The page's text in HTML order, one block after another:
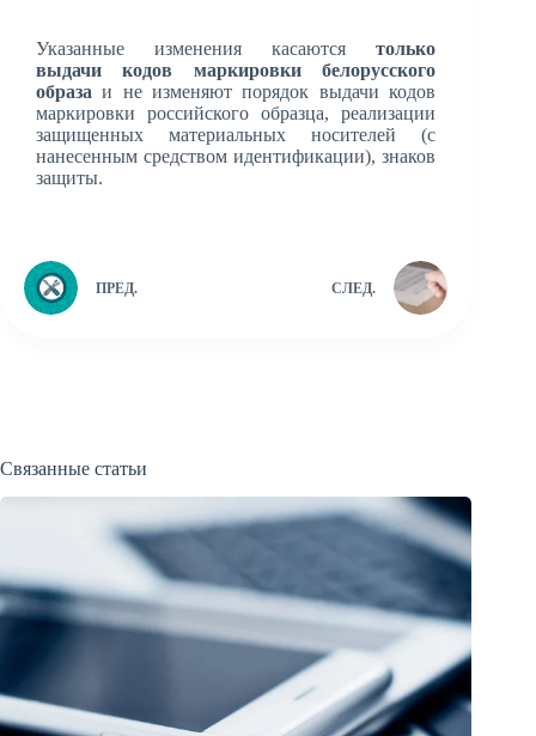
Указанные изменения касаютсятолько
выдачи
кодов маркировки белорусского
образа и не изменяют порядок выдачи кодов
маркировки российского образца, реализации
защищенных материальных носителей (с
нанесенным средством идентификации), знаков
защиты.
ПРЕД. СЛЕД.
Связанные статьи